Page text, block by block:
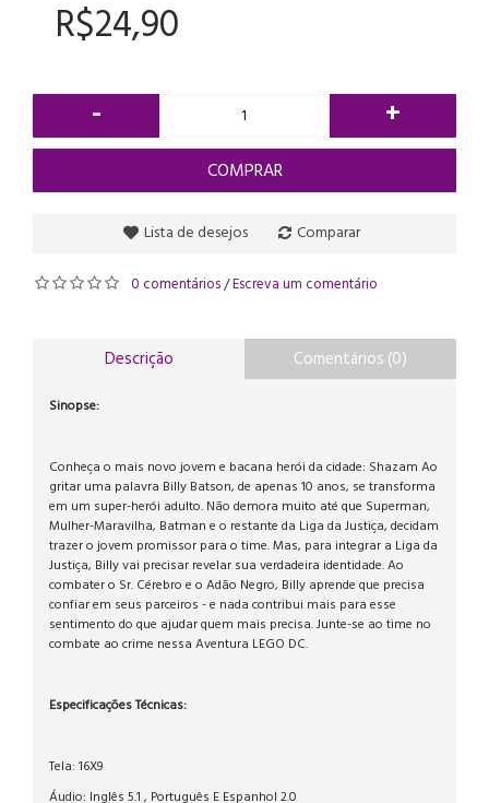
R$24,90
- +
COMPRAR
Lista de desejos Comparar
0 comentários/Escreva um comentário
Descrição Comentários (0)
Sinopse:
Conheça o mais novo jovem e bacana herói da cidade: Shazam Ao
gritar uma palavra Billy Batson, de apenas 10 anos, se transforma
em um super-herói adulto. Não demora muito até que Superman,
Mulher-Maravilha, Batman e o restante da Liga da Justiça, decidam
trazer o jovem promissor para o time. Mas, para integrar a Liga da
Justiça, Billy vai precisar revelar sua verdadeira identidade. Ao
combater o Sr. Cérebro e o Adão Negro, Billy aprende que precisa
confiar em seus parceiros - e nada contribui mais para esse
sentimento do que ajudar quem mais precisa. Junte-se ao time no
combate ao crime nessa Aventura LEGO DC.
Especificações Técnicas:
Tela: 16X9
Áudio: Inglês 5.1 , Português E Espanhol 2.0